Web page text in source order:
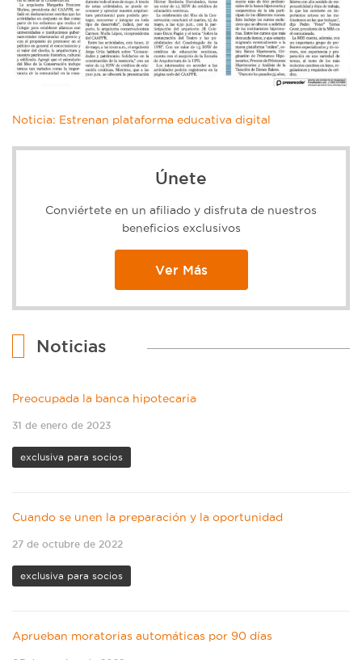
Noticia: Estrenan plataforma educativa digital
Únete
Conviértete en un afiliado y disfruta de nuestros
beneficios exclusivos
Ver Más
Noticias
Preocupada la banca hipotecaria
31 de enero de 2023
exclusiva para socios
Cuando se unen la preparación y la oportunidad
27 de octubre de 2022
exclusiva para socios
Aprueban moratorias automáticas por 90 días